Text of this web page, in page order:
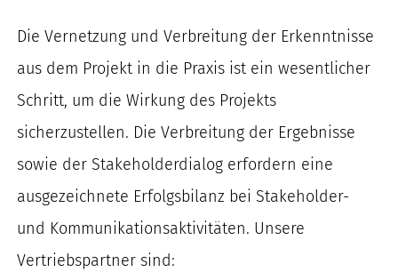
Die Vernetzung und Verbreitung der Erkenntnisse
aus dem Projekt in die Praxis ist ein wesentlicher
Schritt, um die Wirkung des Projekts
sicherzustellen. Die Verbreitung der Ergebnisse
sowie der Stakeholderdialog erfordern eine
ausgezeichnete Erfolgsbilanz bei Stakeholder-
und Kommunikationsaktivitäten. Unsere
Vertriebspartner sind: